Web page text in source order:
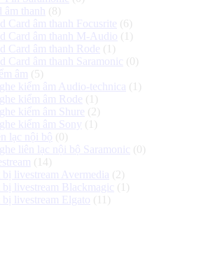
thanh
(8)
Card âm thanh Focusrite (6)
Card âm thanh M-Audio (1)
Card âm thanh Rode (1)
Card âm thanh Saramonic (0)
âm (5)
kiểm âm Audio-technica (1)
kiểm âm Rode (1)
kiểm âm Shure (2)
kiểm âm Sony (1)
lạc nội bộ (0)
liên lạc nội bộ Saramonic (0)
(14)
bị livestream Avermedia (2)
bị livestream Blackmagic (1)
bị livestream Elgato (11)